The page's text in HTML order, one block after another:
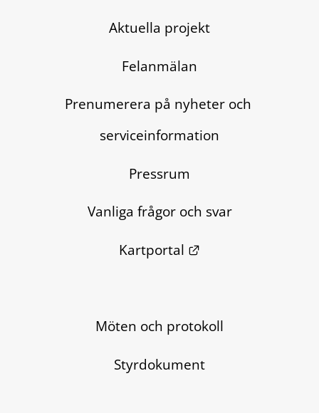
Aktuella projekt
Felanmälan
Prenumerera på nyheter och
serviceinformation
Pressrum
Vanliga frågor och svar
Kartportal
Länk till annan
Möten och protokoll
Styrdokument